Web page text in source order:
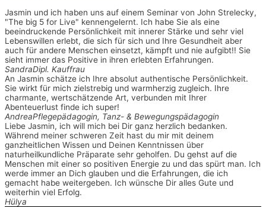
Jasmin und ich haben uns auf einem Seminar von John Strelecky,
"The big 5 for Live" kennengelernt. Ich habe Sie als eine
beeindruckende Persönlichkeit mit innerer Stärke und sehr viel
Lebenswillen erlebt, die sich für sich und Ihre Gesundheit aber
auch für andere Menschen einsetzt, kämpft und nie aufgibt!! Sie
sieht immer das Positive in ihren erlebten Erfahrungen.
SandraDipl. Kauffrau
An Jasmin schätze ich Ihre absolut authentische Persönlichkeit.
Sie wirkt für mich zielstrebig und warmherzig zugleich. Ihre
charmante, wertschätzende Art, verbunden mit Ihrer
Abenteuerlust finde ich super!
AndreaPflegepädagogin, Tanz- & Bewegungspädagogin
Liebe Jasmin, ich will mich bei Dir ganz herzlich bedanken.
Während meiner schweren Zeit hast du mir mit deinem
ganzheitlichen Wissen und Deinen Kenntnissen über
naturheilkundliche Präparate sehr geholfen. Du gehst auf die
Menschen mit einer so positiven Energie zu und das spürt man. Ich
werde immer an Dich glauben und die Erfahrungen, die ich
gemacht habe weitergeben. Ich wünsche Dir alles Gute und
weiterhin viel Erfolg.
Hülya